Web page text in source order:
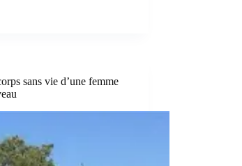
sans vie d’une femme